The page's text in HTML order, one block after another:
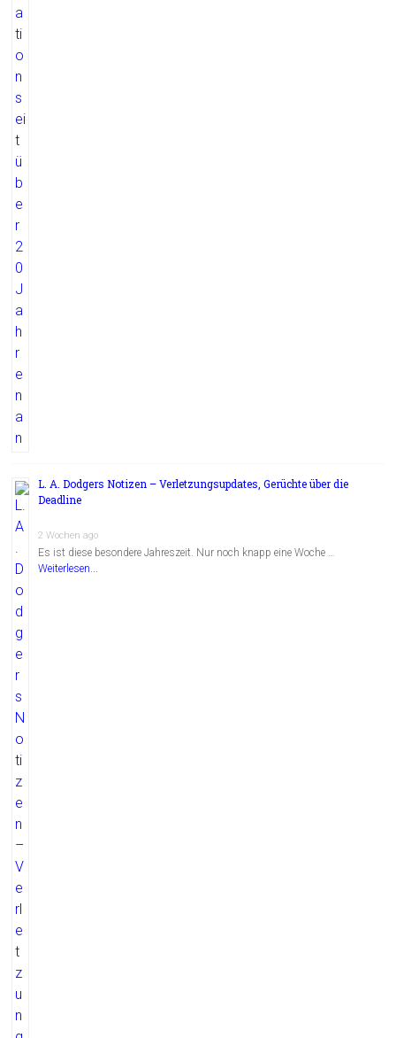
L. A. Dodgers Notizen – Verletzungsupdates, Gerüchte über die
Deadline
2 Wochen ago
Es ist diese besondere Jahreszeit. Nur noch knapp eine Woche …
Weiterlesen...